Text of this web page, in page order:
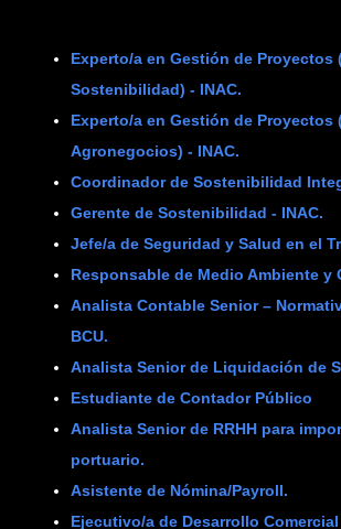
Experto/a en Gestión de Proyectos
Sostenibilidad) - INAC.
Experto/a en Gestión de Proyectos
Agronegocios) - INAC.
Coordinador de Sostenibilidad
Gerente de Sostenibilidad - INAC.
Jefe/a de Seguridad y Salud en el
Responsable de Medio Ambiente y
Analista Contable Senior –
BCU.
Analista Senior de Liquidación de
Estudiante de Contador Público
Analista Senior de RRHH para
portuario.
Asistente de Nómina/Payroll.
Ejecutivo/a de Desarrollo Comercial